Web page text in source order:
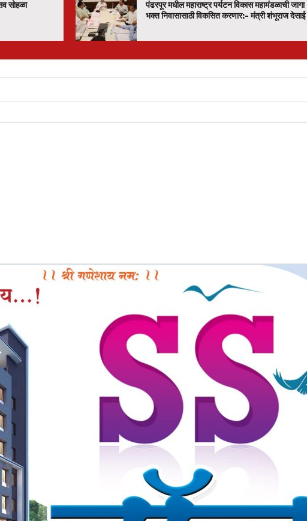
सोहळा
पंढरपूर मधील महाराष्ट्र पर्यटन विकास महामंडळाची जागा
भक्त निवासासाठी विकसित करणार:- मंत्री शंभूराज देसाई
भारतरत्न डॉ.ए.पी.जे.अब्दुल कलाम यांची पुण्यतिथी श्रद्धापूर्वक साजरी